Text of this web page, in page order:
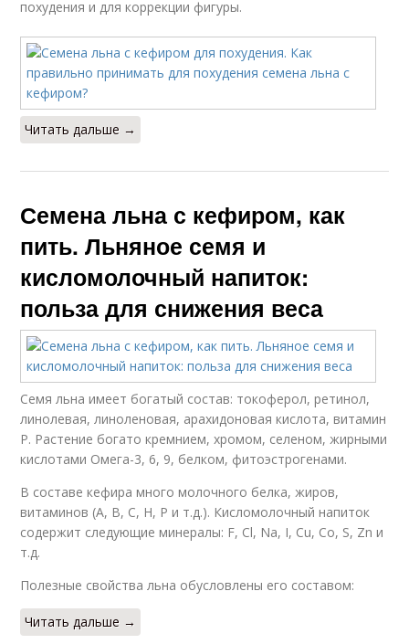
похудения и для коррекции фигуры.
Читать дальше →
Семена льна с кефиром, как
пить. Льняное семя и
кисломолочный напиток:
польза для снижения веса
Семя льна имеет богатый состав: токоферол, ретинол,
линолевая, линоленовая, арахидоновая кислота, витамин
Р. Растение богато кремнием, хромом, селеном, жирными
кислотами Омега-3, 6, 9, белком, фитоэстрогенами.
В составе кефира много молочного белка, жиров,
витаминов (А, В, С, Н, Р и т.д.). Кисломолочный напиток
содержит следующие минералы: F, Cl, Na, I, Cu, Co, S, Zn и
т.д.
Полезные свойства льна обусловлены его составом:
Читать дальше →